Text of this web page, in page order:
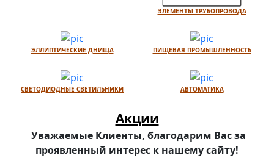
ЭЛЕМЕНТЫ ТРУБОПРОВОДА
ЭЛЛИПТИЧЕСКИЕ ДНИЩА ПИЩЕВАЯ ПРОМЫШЛЕННОСТЬ
СВЕТОДИОДНЫЕ СВЕТИЛЬНИКИ АВТОМАТИКА
Акции
Уважаемые Клиенты, благодарим Вас за
проявленный интерес к нашему сайту!